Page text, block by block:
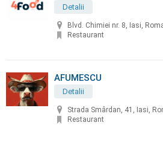
Detalii
Blvd. Chimiei nr. 8, Iasi,
Restaurant
AFUMESCU
Detalii
Strada Smârdan, 41, Iasi,
Restaurant